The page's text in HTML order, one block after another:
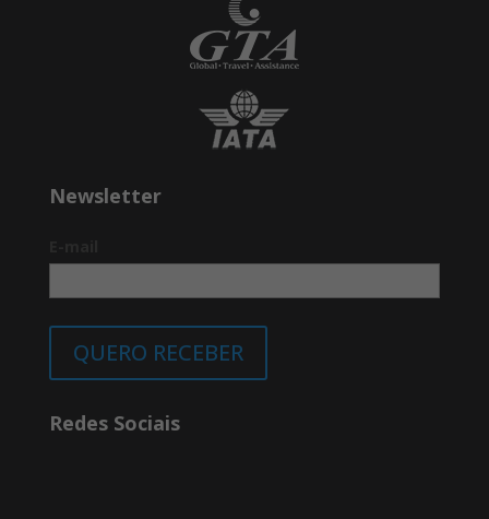
Newsletter
QUERO RECEBER
Redes Sociais